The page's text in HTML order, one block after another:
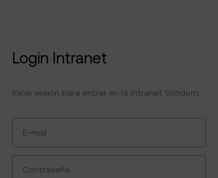
Login Intranet
Inicia sesión para entrar en la Intranet Vondom:
E-mail
Contraseña